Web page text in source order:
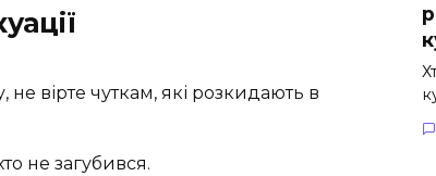
не вірте чуткам, які розкидають в
не загубився.